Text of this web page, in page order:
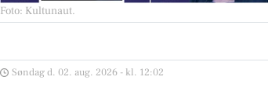
Foto: Kultunaut.
Søndag d. 02. aug. 2026 - kl. 12:02